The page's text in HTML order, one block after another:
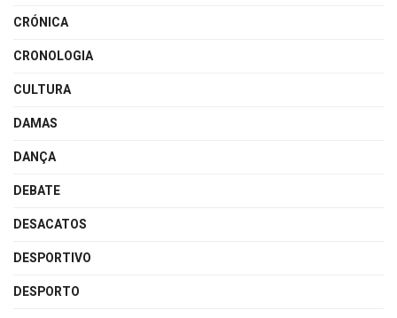
CRÓNICA
CRONOLOGIA
CULTURA
DAMAS
DANÇA
DEBATE
DESACATOS
DESPORTIVO
DESPORTO